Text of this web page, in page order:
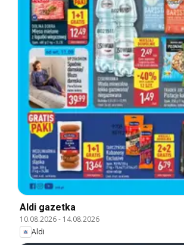
Aldi gazetka
10.08.2026- 14.08.2026
Aldi